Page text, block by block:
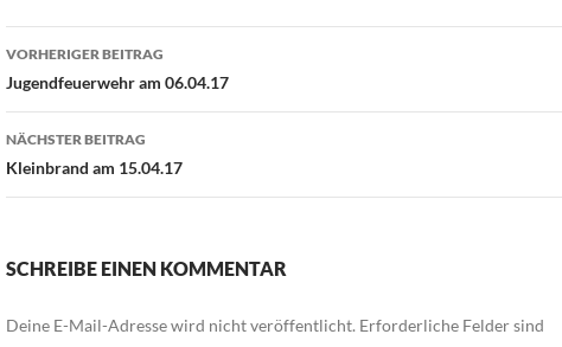
Beitragsnavigation
VORHERIGER BEITRAG
Jugendfeuerwehr am 06.04.17
NÄCHSTER BEITRAG
Kleinbrand am 15.04.17
SCHREIBE EINEN KOMMENTAR
Deine E-Mail-Adresse wird nicht veröffentlicht. Erforderliche Felder sind